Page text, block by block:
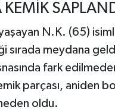
N.K. (65) isimli
sırada meydana
fark
parçası, aniden
oldu.